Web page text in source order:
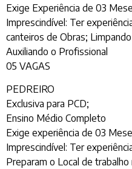
Exige Experiência de 03
Imprescindível: Ter
canteiros de Obras;
Auxiliando o Profissional
05 VAGAS
PEDREIRO
Exclusiva para PCD;
Ensino Médio Completo
Exige experiência de 03
Imprescindível: Ter
Preparam o Local de trabalho